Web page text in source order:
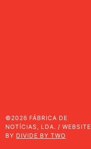
©2026 FÁBRICA DE
NOTÍCIAS, LDA. / WEBSITE
BY DIVIDE BY TWO